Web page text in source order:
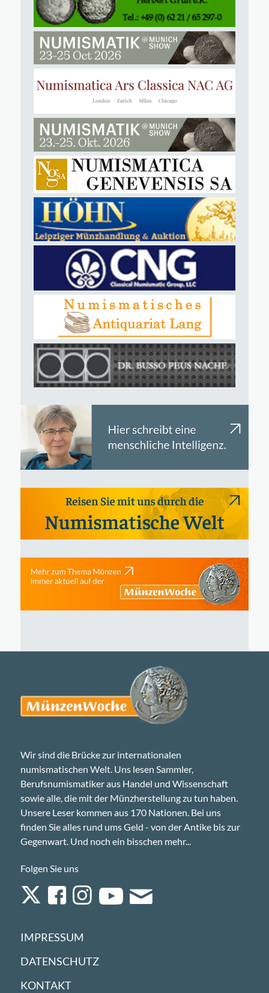
Wir sind die Brücke zur internationalen
numismatischen Welt. Uns lesen Sammler,
Berufsnumismatiker aus Handel und Wissenschaft
sowie alle, die mit der Münzherstellung zu tun haben.
Unsere Leser kommen aus 170 Nationen. Bei uns
finden Sie alles rund ums Geld - von der Antike bis zur
Gegenwart. Und noch ein bisschen mehr...
Folgen Sie uns
IMPRESSUM
DATENSCHUTZ
KONTAKT